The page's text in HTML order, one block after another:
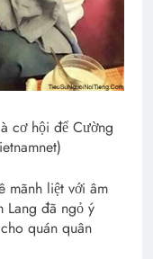
cơ hội để Cường
mãnh liệt với âm
Lang đã ngỏ ý
quán quân